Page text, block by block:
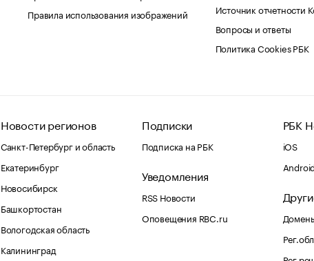
Правила использования изображений
Источник отчетности
Вопросы и ответы
Политика Cookies РБК
Новости регионов
Санкт-Петербург и область
Екатеринбург
Новосибирск
Башкортостан
Вологодская область
Калининград
Подписки
Подписка на РБК
Уведомления
RSS Новости
Оповещения RBC.ru
РБК
iOS